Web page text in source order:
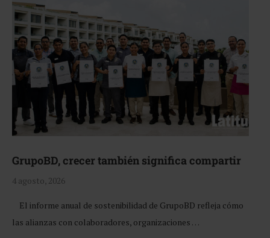
GrupoBD, crecer también significa compartir
4 agosto, 2026
El informe anual de sostenibilidad de GrupoBD refleja cómo
las alianzas con colaboradores, organizaciones …